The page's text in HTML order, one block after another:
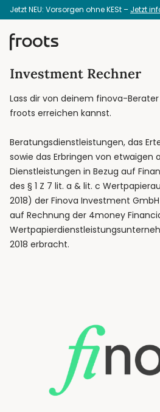
Jetzt NEU: Vorsorgen ohne KESt – Jetzt
Investment Rechner
Lass dir von deinem finova-
froots erreichen kannst.
Beratungsdienstleistungen, das
sowie das Erbringen von etwaigen
Dienstleistungen in Bezug auf
des § 1 Z 7 lit. a & lit. c
2018) der Finova Investment
auf Rechnung der 4money
2018 erbracht.